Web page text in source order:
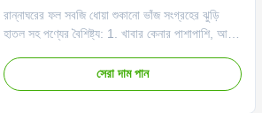
রান্নাঘরের ফল সবজি ধোয়া শুকানো ভাঁজ সংগ্রহের ঝুড়ি
হাতল সহ পণ্যের বৈশিষ্ট্য: 1. খাবার কেনার পাশাপাশি, আপনি
সংরক্ষণ করতে পারেন।2. হ্যান্ডেল সহ প্লাস্টিক স্টোরেজ
ঝুড়ি, বহন করা সহজ।3. এই বহনযোগ্য ঝুড়িটি পরিবেশ
সেরা দাম পান